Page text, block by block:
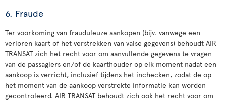
6. Fraude
Ter voorkoming van frauduleuze aankopen (bijv. vanwege een
verloren kaart of het verstrekken van valse gegevens) behoudt AIR
TRANSAT zich het recht voor om aanvullende gegevens te vragen
van de passagiers en/of de kaarthouder op elk moment nadat een
aankoop is verricht, inclusief tijdens het inchecken, zodat de op
het moment van de aankoop verstrekte informatie kan worden
gecontroleerd. AIR TRANSAT behoudt zich ook het recht voor om